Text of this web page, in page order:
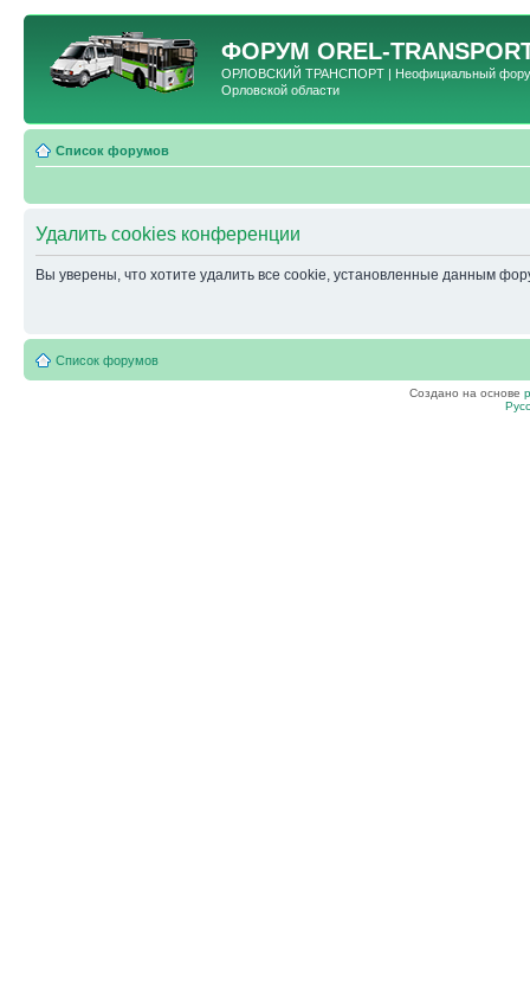
ФОРУМ OREL-
ОРЛОВСКИЙ ТРАНСПОРТ | Неофициальный форум
Орловской области
Список форумов
Удалить cookies конференции
Вы уверены, что хотите удалить все cookie, установленные данным
Список форумов
Создано на основе